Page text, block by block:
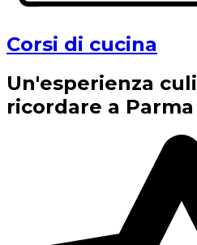
Corsi di cucina
Un'esperienza
ricordare a Parma